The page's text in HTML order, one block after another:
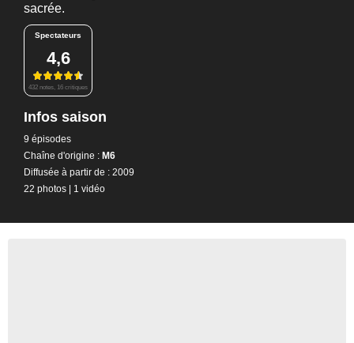
sacrée.
Spectateurs
4,6
432 notes, 16 critiques
Infos saison
9 épisodes
Chaîne d'origine : M6
Diffusée à partir de : 2009
22 photos | 1 vidéo